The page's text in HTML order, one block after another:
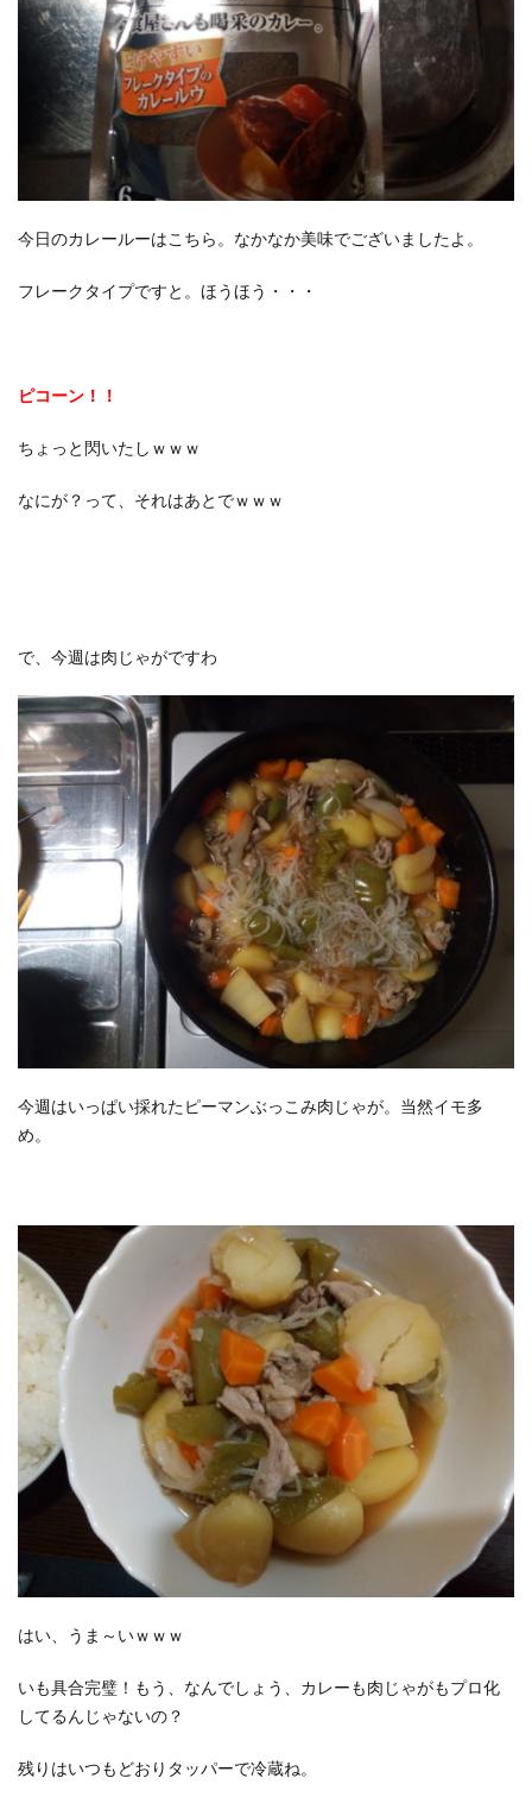
今日のカレールーはこちら。なかなか美味でございましたよ。
フレークタイプですと。ほうほう・・・
ピコーン！！
ちょっと閃いたしｗｗｗ
なにが？って、それはあとでｗｗｗ
で、今週は肉じゃがですわ
今週はいっぱい採れたピーマンぶっこみ肉じゃが。当然イモ多
め。
はい、うま～いｗｗｗ
いも具合完璧！もう、なんでしょう、カレーも肉じゃがもプロ化
してるんじゃないの？
残りはいつもどおりタッパーで冷蔵ね。